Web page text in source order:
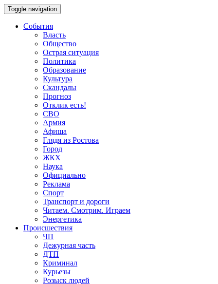
Toggle navigation
События
Власть
Общество
Острая ситуация
Политика
Образование
Культура
Скандалы
Прогноз
Отклик есть!
СВО
Армия
Афиша
Глядя из Ростова
Город
ЖКХ
Наука
Официально
Реклама
Спорт
Транспорт и дороги
Читаем. Смотрим. Играем
Энергетика
Происшествия
ЧП
Дежурная часть
ДТП
Криминал
Курьезы
Розыск людей